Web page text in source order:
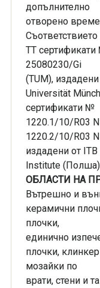
допълнително
отворено време
TT
25080230/Gi
(TUM),
Universität
сертификати №
1220.1/10/R03
1220.2/10/R03
издадени от
Institute
ОБЛАСТИ НА
Вътрешно и
керамични
плочки,
единично
плочки,
мозайки по
врати, стени и